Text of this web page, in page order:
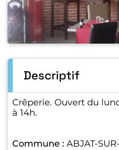
Descriptif
Crêperie. Ouvert du
à 14h.
Commune : ABJAT-